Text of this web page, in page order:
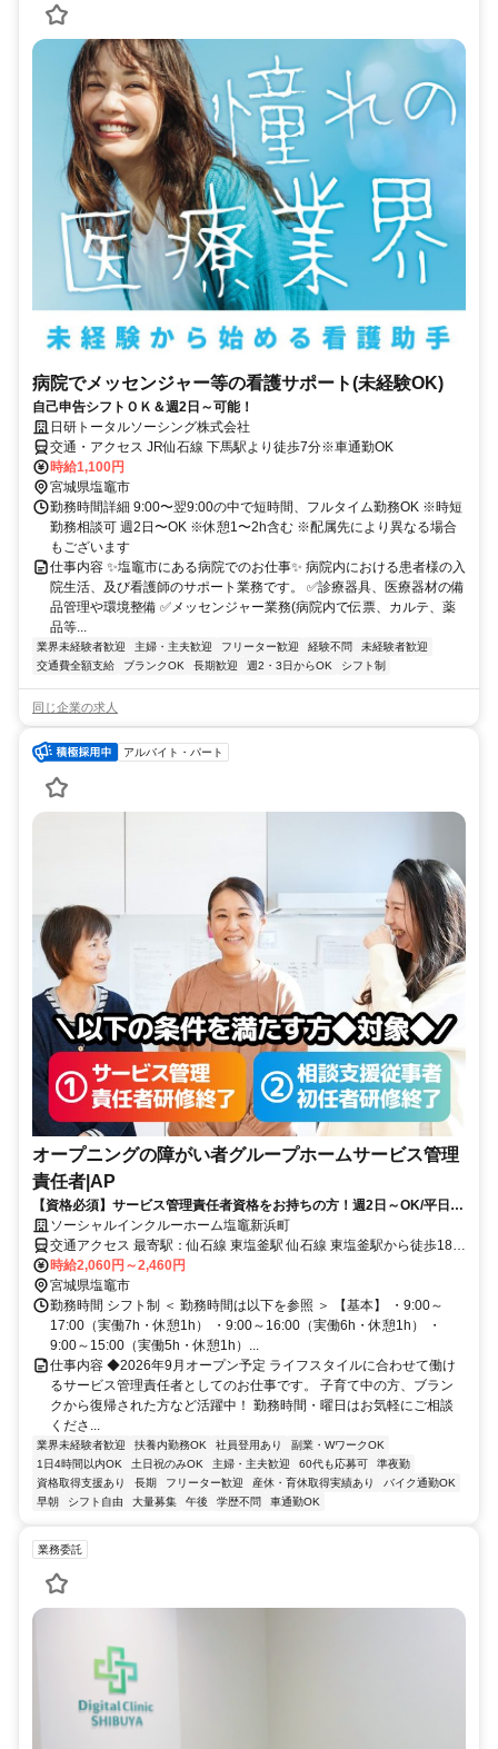
病院でメッセンジャー等の看護サポート(未経験OK)
自己申告シフトＯＫ＆週2日～可能！
日研トータルソーシング株式会社
交通・アクセス JR仙石線 下馬駅より徒歩7分※車通勤OK
時給1,100円
宮城県塩竈市
勤務時間詳細 9:00〜翌9:00の中で短時間、フルタイム勤務OK ※時短
勤務相談可 週2日〜OK ※休憩1〜2h含む ※配属先により異なる場合
もございます
仕事内容 ✨塩竈市にある病院でのお仕事✨ 病院内における患者様の入
院生活、及び看護師のサポート業務です。 ✅診療器具、医療器材の備
品管理や環境整備 ✅メッセンジャー業務(病院内で伝票、カルテ、薬
品等...
業界未経験者歓迎 主婦・主夫歓迎 フリーター歓迎 経験不問
未経験者歓迎
交通費全額支給
ブランクOK 長期歓迎 週2・3日からOK シフト制
同じ企業の求人
アルバイト・パート
オープニングの障がい者グループホームサービス管理
責任者|AP
【資格必須】サービス管理責任者資格をお持ちの方！週2日～OK/平日の
みOK/残業ほぼなし！家庭や私生活と無理なく両立◎
ソーシャルインクルーホーム塩竈新浜町
交通アクセス 最寄駅：仙石線 東塩釜駅 仙石線 東塩釜駅から徒歩18分
(車5分)
時給2,060円～2,460円
宮城県塩竈市
勤務時間 シフト制 ＜ 勤務時間は以下を参照 ＞ 【基本】 ・9:00～
17:00（実働7h・休憩1h） ・9:00～16:00（実働6h・休憩1h） ・
9:00～15:00（実働5h・休憩1h）...
仕事内容 ◆2026年9月オープン予定 ライフスタイルに合わせて働け
るサービス管理責任者としてのお仕事です。 子育て中の方、ブラン
クから復帰された方など活躍中！ 勤務時間・曜日はお気軽にご相談
くださ...
業界未経験者歓迎 扶養内勤務OK 社員登用あり
副業・WワークOK
1日4時間以内OK
土日祝のみOK 主婦・主夫歓迎 60代も応募可
準夜勤
資格取得支援あり
長期 フリーター歓迎 産休・育休取得実績あり
バイク通勤OK
早朝
シフト自由 大量募集 午後 学歴不問 車通勤OK
業務委託